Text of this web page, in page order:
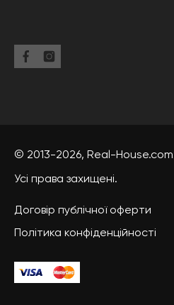
© 2013-2026, Real-House
Усі права захищені.
Договір публічної оферти
Політика конфіденційності